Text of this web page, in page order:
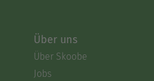
Über uns
Über Skoobe
Jobs